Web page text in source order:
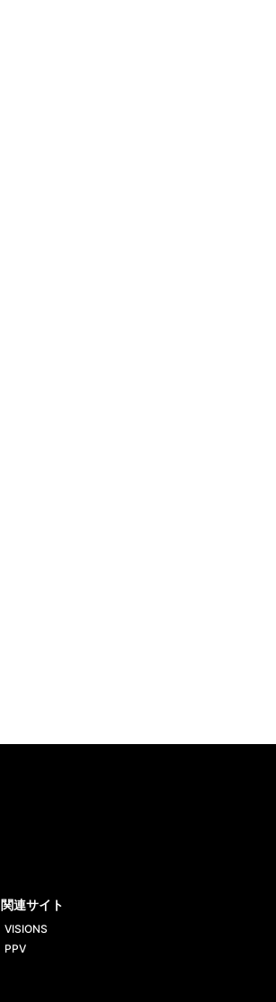
関連サイト
VISIONS
PPV